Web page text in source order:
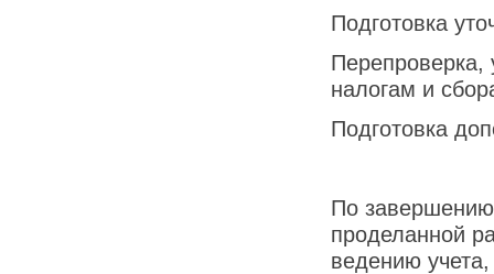
Подготовка
Перепроверка,
налогам и
Подготовка
По завершению
проделанной
ведению